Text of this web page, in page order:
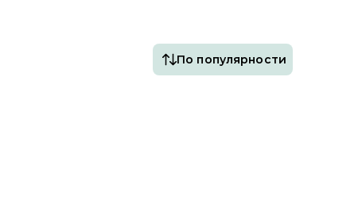
По популярности